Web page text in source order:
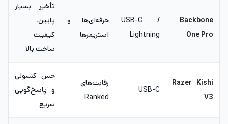
Backbone
One Pro
USB-C /
Lightning
حرفه‌ای‌ها و
استریمرها
تأخیر بسیار
پایین،
کیفیت
ساخت بالا
Razer Kishi
V3
USB-C
رقابت‌های
Ranked
حس کنسولی
و پاسخ‌گویی
سریع